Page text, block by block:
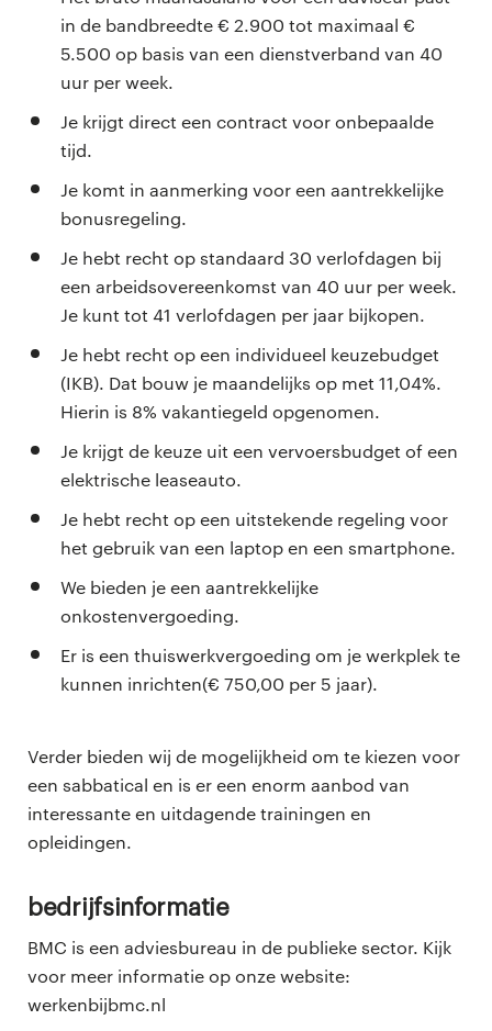
in de bandbreedte € 2.900 tot maximaal €
5.500 op basis van een dienstverband van 40
uur per week.
Je krijgt direct een contract voor onbepaalde
tijd.
Je komt in aanmerking voor een aantrekkelijke
bonusregeling.
Je hebt recht op standaard 30 verlofdagen bij
een arbeidsovereenkomst van 40 uur per week.
Je kunt tot 41 verlofdagen per jaar bijkopen.
Je hebt recht op een individueel keuzebudget
(IKB). Dat bouw je maandelijks op met 11,04%.
Hierin is 8% vakantiegeld opgenomen.
Je krijgt de keuze uit een vervoersbudget of een
elektrische leaseauto.
Je hebt recht op een uitstekende regeling voor
het gebruik van een laptop en een smartphone.
We bieden je een aantrekkelijke
onkostenvergoeding.
Er is een thuiswerkvergoeding om je werkplek te
kunnen inrichten(€ 750,00 per 5 jaar).
Verder bieden wij de mogelijkheid om te kiezen voor
een sabbatical en is er een enorm aanbod van
interessante en uitdagende trainingen en
opleidingen.
Bedrijfsinformatie
BMC is een adviesbureau in de publieke sector. Kijk
voor meer informatie op onze website:
werkenbijbmc.nl